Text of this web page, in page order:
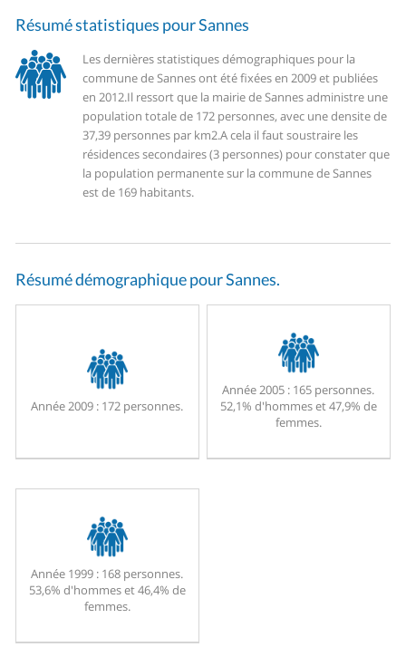
Résumé statistiques pour Sannes
Les dernières statistiques démographiques pour la
commune de Sannes ont été fixées en 2009 et publiées
en 2012.Il ressort que la mairie de Sannes administre une
population totale de 172 personnes, avec une densite de
37,39 personnes par km2.A cela il faut soustraire les
résidences secondaires (3 personnes) pour constater que
la population permanente sur la commune de Sannes
est de 169 habitants.
Résumé démographique pour Sannes.
Année 2009 : 172 personnes.
Année 2005 : 165 personnes.
52,1% d'hommes et 47,9% de
femmes.
Année 1999 : 168 personnes.
53,6% d'hommes et 46,4% de
femmes.